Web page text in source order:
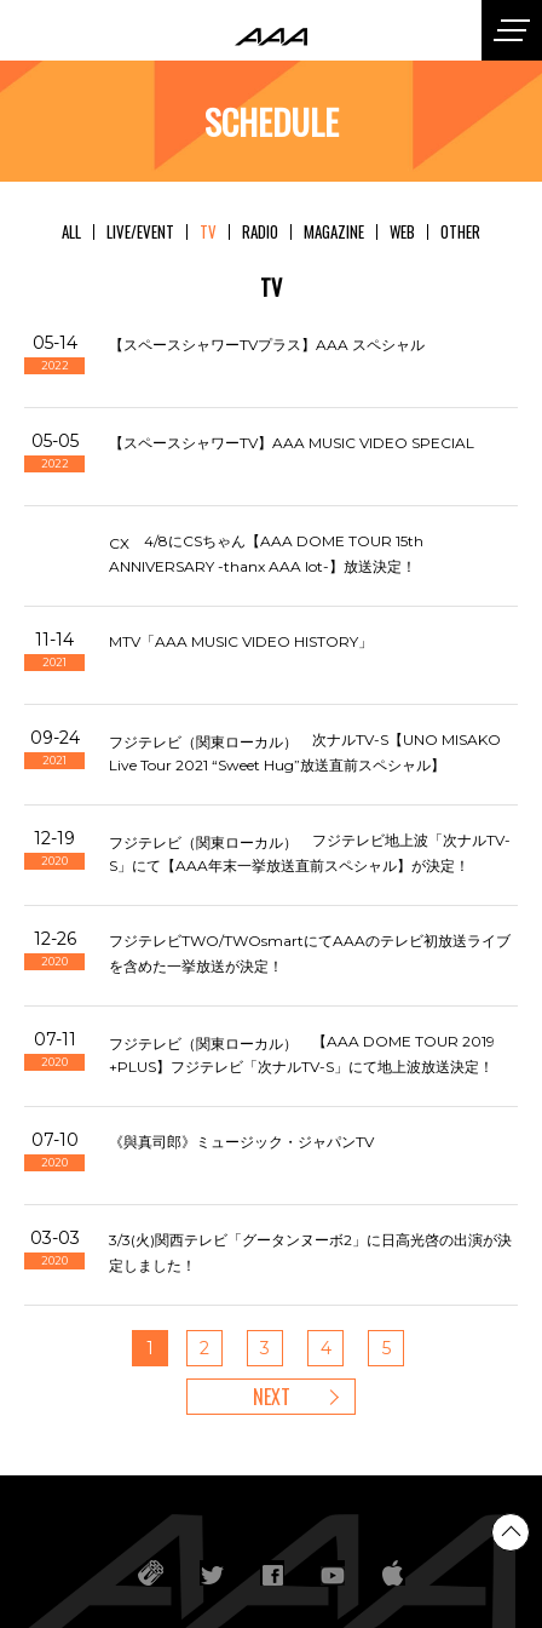
SCHEDULE
ALL LIVE/EVENT TV RADIO MAGAZINE WEB OTHER
TV
05-14
2022
【スペースシャワーTVプラス】AAA スペシャル
05-05
2022
【スペースシャワーTV】AAA MUSIC VIDEO SPECIAL
CX 4/8にCSちゃん【AAA DOME TOUR 15th
ANNIVERSARY -thanx AAA lot-】放送決定！
11-14
2021
MTV「AAA MUSIC VIDEO HISTORY」
09-24
2021
フジテレビ（関東ローカル） 次ナルTV-S【UNO MISAKO
Live Tour 2021 “Sweet Hug”放送直前スペシャル】
12-19
2020
フジテレビ（関東ローカル） フジテレビ地上波「次ナルTV-
S」にて【AAA年末一挙放送直前スペシャル】が決定！
12-26
2020
フジテレビTWO/TWOsmartにてAAAのテレビ初放送ライブ
を含めた一挙放送が決定！
07-11
2020
フジテレビ（関東ローカル）
【AAA DOME TOUR 2019
+PLUS】フジテレビ「次ナルTV-S」にて地上波放送決定！
07-10
2020
《與真司郎》ミュージック・ジャパンTV
03-03
2020
3/3(火)関西テレビ「グータンヌーボ2」に日高光啓の出演が決
定しました！
1 2 3 4 5
NEXT